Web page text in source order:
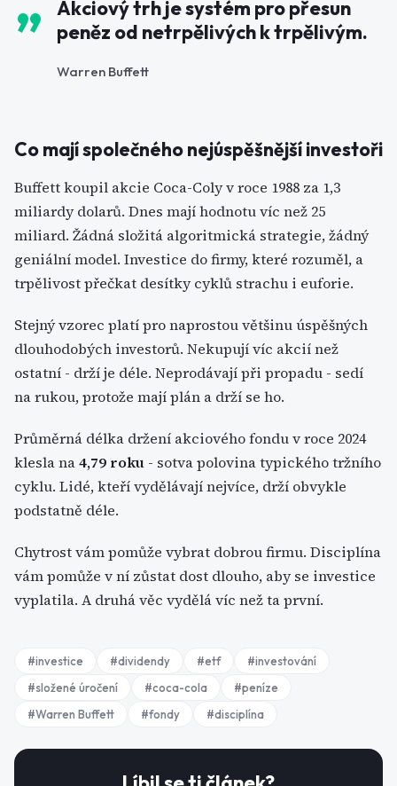
Akciový trh je systém pro přesun
peněz od netrpělivých k trpělivým.
Warren Buffett
Co mají společného nejúspěšnější investoři
Buffett koupil akcie Coca-Coly v roce 1988 za 1,3
miliardy dolarů. Dnes mají hodnotu víc než 25
miliard. Žádná složitá algoritmická strategie, žádný
geniální model. Investice do firmy, které rozuměl, a
trpělivost přečkat desítky cyklů strachu i euforie.
Stejný vzorec platí pro naprostou většinu úspěšných
dlouhodobých investorů. Nekupují víc akcií než
ostatní - drží je déle. Neprodávají při propadu - sedí
na rukou, protože mají plán a drží se ho.
Průměrná délka držení akciového fondu v roce 2024
klesla na4,79 roku - sotva polovina typického tržního
cyklu. Lidé, kteří vydělávají nejvíce, drží obvykle
podstatně déle.
Chytrost vám pomůže vybrat dobrou firmu. Disciplína
vám pomůže v ní zůstat dost dlouho, aby se investice
vyplatila. A druhá věc vydělá víc než ta první.
#investice #dividendy #etf #investování
#složené úročení #coca-cola #peníze
#Warren Buffett #fondy #disciplína